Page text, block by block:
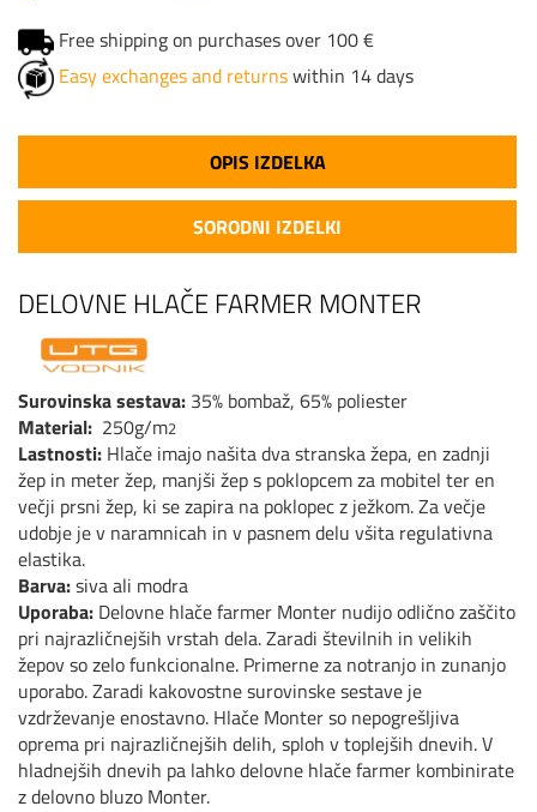
Free shipping on purchases over 100 €
Easy exchanges and returnswithin 14 days
OPIS IZDELKA
SORODNI IZDELKI
DELOVNE HLAČE FARMER MONTER
Surovinska sestava: 35% bombaž, 65% poliester
Material: 250g/m2
Lastnosti: Hlače imajo našita dva stranska žepa, en zadnji
žep in meter žep, manjši žep s poklopcem za mobitel ter en
večji prsni žep, ki se zapira na poklopec z ježkom. Za večje
udobje je v naramnicah in v pasnem delu všita regulativna
elastika.
Barva:siva ali modra
Uporaba: Delovne hlače farmer Monter nudijo odlično zaščito
pri najrazličnejših vrstah dela. Zaradi številnih in velikih
žepov so zelo funkcionalne. Primerne za notranjo in zunanjo
uporabo. Zaradi kakovostne surovinske sestave je
vzdrževanje enostavno. Hlače Monter so nepogrešljiva
oprema pri najrazličnejših delih, sploh v toplejših dnevih. V
hladnejših dnevih pa lahko delovne hlače farmer kombinirate
z delovno bluzo Monter.